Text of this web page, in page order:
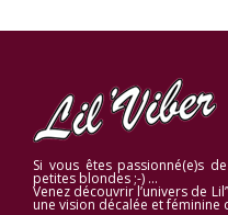
Si vous êtes passionné(e)s
petites blondes ;-) …
Venez découvrir l’univers de
une vision décalée et